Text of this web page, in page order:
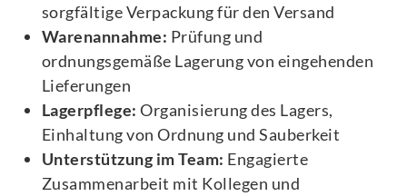
sorgfältige Verpackung für den Versand
Warenannahme: Prüfung und
ordnungsgemäße Lagerung von eingehenden
Lieferungen
Lagerpflege: Organisierung des Lagers,
Einhaltung von Ordnung und Sauberkeit
Unterstützung im Team: Engagierte
Zusammenarbeit mit Kollegen und